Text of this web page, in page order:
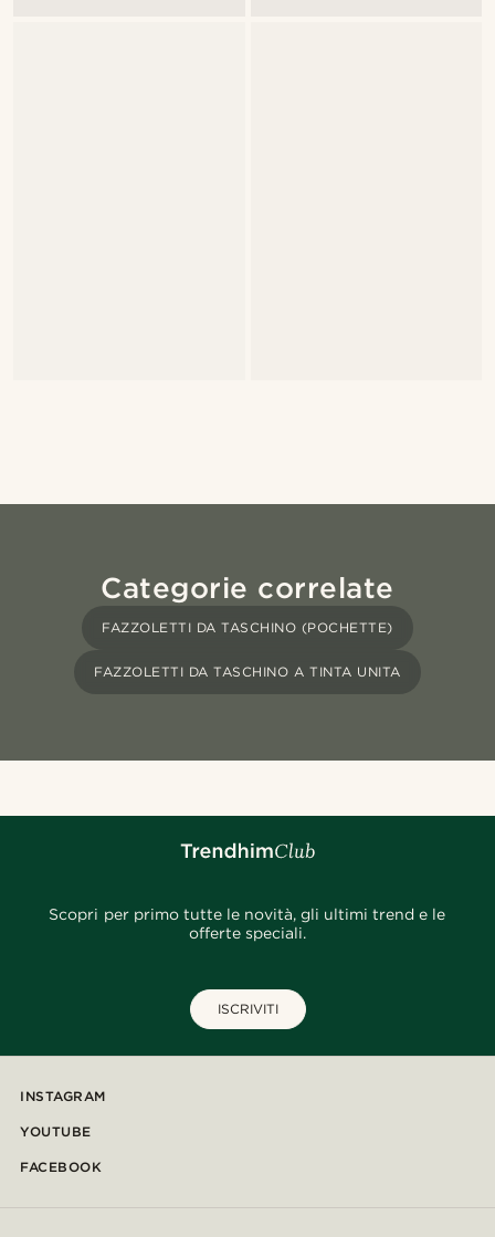
Categorie correlate
FAZZOLETTI DA TASCHINO (POCHETTE)
FAZZOLETTI DA TASCHINO A TINTA UNITA
Scopri per primo tutte le novità, gli ultimi trend e le
offerte speciali.
ISCRIVITI
INSTAGRAM
YOUTUBE
FACEBOOK